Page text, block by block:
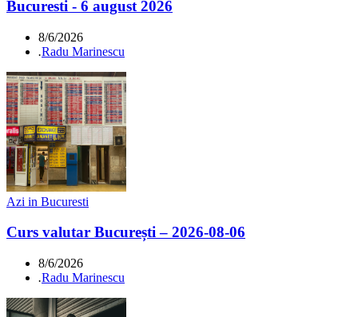
Bucuresti - 6 august 2026
8/6/2026
.Radu Marinescu
Azi in Bucuresti
Curs valutar București – 2026-08-06
8/6/2026
.Radu Marinescu